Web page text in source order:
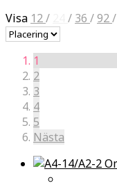
Visa 12/ / 36 /92/
1
2
3
4
5
Nästa